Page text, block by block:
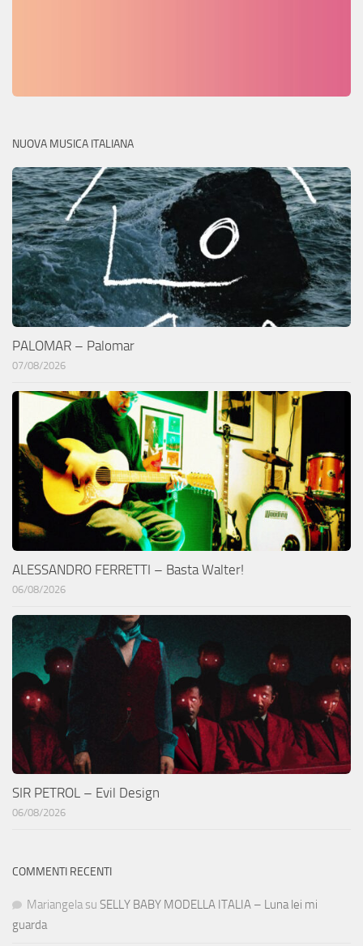
NUOVA MUSICA ITALIANA
PALOMAR – Palomar
07/08/2026
ALESSANDRO FERRETTI – Basta Walter!
06/08/2026
SIR PETROL – Evil Design
06/08/2026
COMMENTI RECENTI
Mariangela su SELLY BABY MODELLA ITALIA – Luna lei mi
guarda